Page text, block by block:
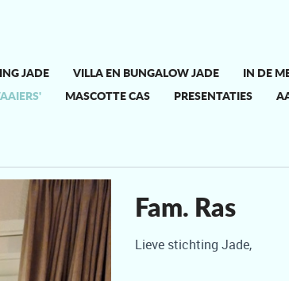
JADE VILLA EN BUNGALOW JADE
IN DE
MASCOTTE CAS PRESENTATIES
Fam. Ras
Lieve stichting Jade,